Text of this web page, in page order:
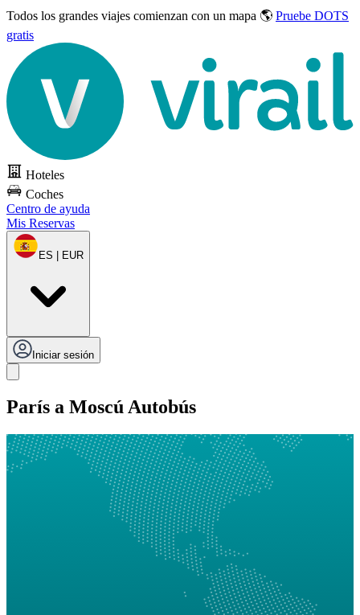
Todos los grandes viajes comienzan con un mapa 🌎 Pruebe DOTS
gratis
Hoteles
Coches
Centro de ayuda
Mis Reservas
ES | EUR
Iniciar sesión
París a Moscú Autobús